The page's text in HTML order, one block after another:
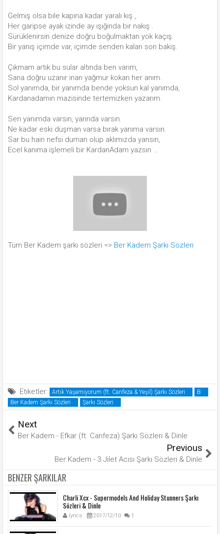
Gelmiş olsa bile kapına kadar yaralı kış ,
Her garipse ayak izinde ay ışığında bir nakış .
Sürüklenirsin denize doğru boğulmaktan yok kaçış.
Bir yanış içimde var, içimde senden kalan son bakış.
Çıkmam artık bu sular altında ben varım,
Sana doğru uzanır inan yağmur kokan her anım.
Sol yanımda, bir yanımda bende yoksun kal yanımda,
Kardanadamın mazisinde tertemizken yazarım.
Sen yanımda varsın, yarında varsın.
Ne kadar eski düşman varsa bırak yanıma varsın.
Sar bu hain nefsi duman olup aklımızda yansın,
Ecel kanıma işlemeli bir KardanAdam yazsın …
Tüm Ber Kadem şarkı sözleri => Ber Kadem Şarkı Sözleri
Etiketler: Artık Yaşamıyorum (ft. Canfeza & Yeşil) Şarkı Sözleri
B
Ber Kadem Şarkı Sözleri
Şarkı Sözleri
Next
Ber Kadem - Efkar (ft. Canfeza) Şarkı Sözleri & Dinle
Previous
Ber Kadem - 3 Jilet Acısı Şarkı Sözleri & Dinle
BENZER ŞARKILAR
Charli Xcx - Supermodels And Holiday Stunners Şarkı
Sözleri & Dinle
lyrics 2017/12/10 1